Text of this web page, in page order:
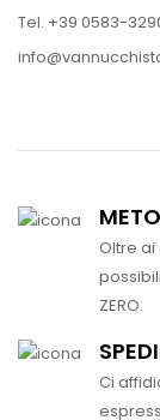
Tel. +39 0583-
Oltre
ZERO.
Ci